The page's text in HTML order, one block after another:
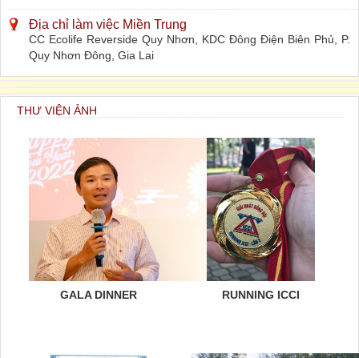
Địa chỉ làm việc Miền Trung
CC Ecolife Reverside Quy Nhơn, KDC Đông Điện Biên Phủ, P.
Quy Nhơn Đông, Gia Lai
THƯ VIỆN ẢNH
GALA DINNER RUNNING ICCI